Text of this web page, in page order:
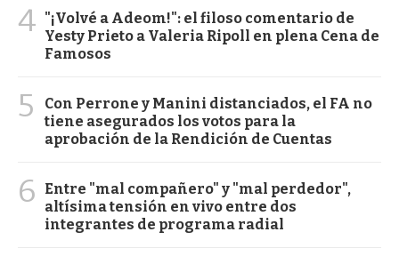
4 "¡Volvé a Adeom!": el filoso comentario de
Yesty Prieto a Valeria Ripoll en plena Cena de
Famosos
5
Con Perrone y Manini distanciados, el FA no
tiene asegurados los votos para la
aprobación de la Rendición de Cuentas
6
Entre "mal compañero" y "mal perdedor",
altísima tensión en vivo entre dos
integrantes de programa radial